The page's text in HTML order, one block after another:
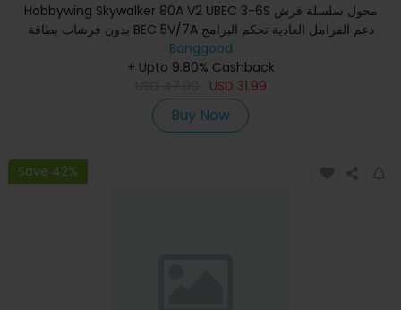
Hobbywing Skywalker 80A V2 UBEC 3-6S محول سلسلة فرش
بدون فرشات بطاقة BEC 5V/7A دعم الفرامل العادية تحكم البرامج
للطائرات
Banggood
+ Upto 9.80% Cashback
USD 31.99
Buy Now
Save 42%